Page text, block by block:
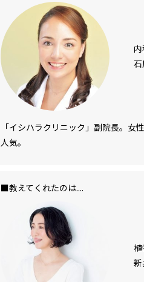
「イシハラクリニック」副院長。
人気。
■教えてくれたのは....